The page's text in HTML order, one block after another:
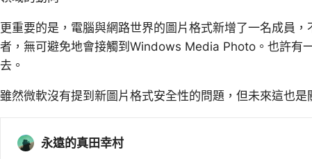
更重要的是，電腦與網路世界的圖片格式新增了一名成員
者，無可避免地會接觸到Windows Media Photo。也許有
去。
雖然微軟沒有提到新圖片格式安全性的問題，但未來這也是
永遠的真田幸村